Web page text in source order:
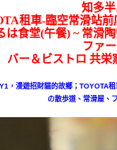
知多
租車-臨空常滑站前
は食堂(午餐) ~ 常滑
ファ
バー＆ビストロ 共栄
，漫遊招財貓的故鄉；
の散歩道、常滑屋、